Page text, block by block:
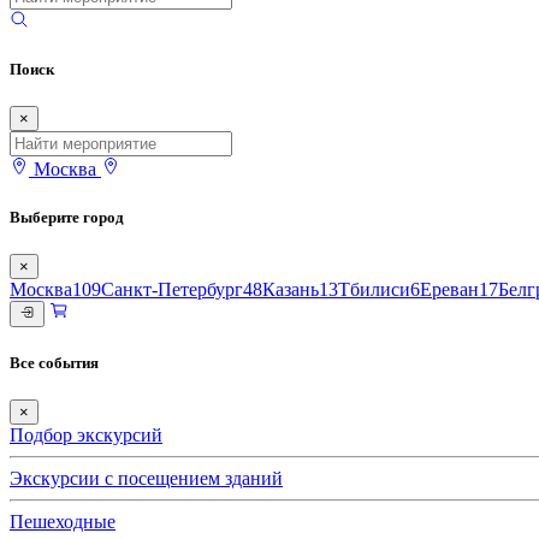
Поиск
×
Москва
Выберите город
×
Москва109Санкт-Петербург48Казань13Тбилиси6Ереван17
Все события
×
Подбор экскурсий
Экскурсии с посещением зданий
Пешеходные